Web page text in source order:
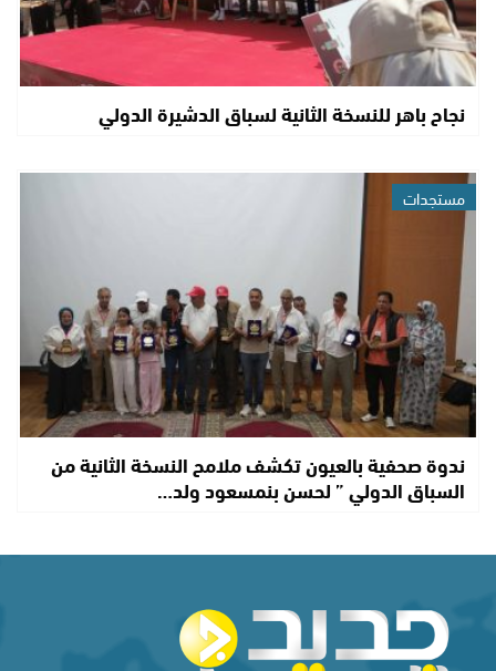
نجاح باهر للنسخة الثانية لسباق الدشيرة الدولي
مستجدات
ندوة صحفية بالعيون تكشف ملامح النسخة الثانية من
السباق الدولي ” لحسن بنمسعود ولد…